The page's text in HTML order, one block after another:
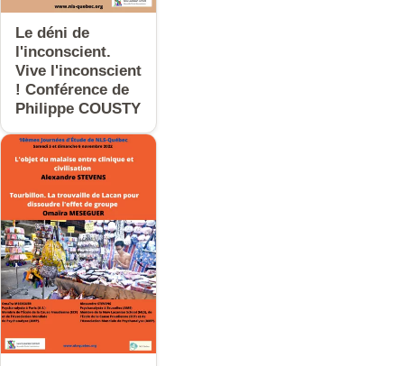
Le déni de
l'inconscient.
Vive l'inconscient
! Conférence de
Philippe COUSTY